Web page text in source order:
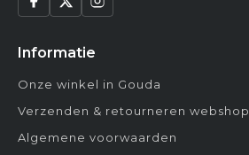
Informatie
Onze winkel in Gouda
Verzenden & retourneren webshop
Algemene voorwaarden